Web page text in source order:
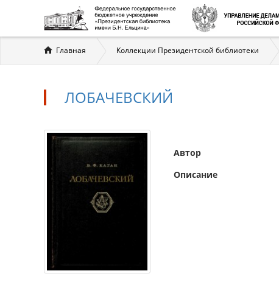
Вы
здесь
Главная Коллекции Президентской библиотеки
ЛОБАЧЕВСКИЙ
Автор
Описание